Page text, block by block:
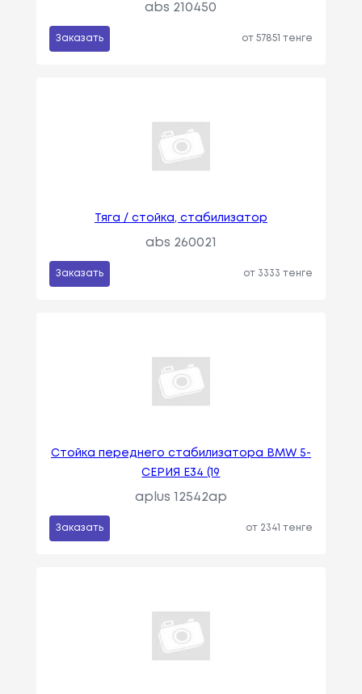
abs 210450
Заказать от 57851 тенге
Тяга / стойка, стабилизатор
abs 260021
Заказать от 3333 тенге
Стойка переднего стабилизатора BMW 5-
СЕРИЯ E34 (19
aplus 12542ap
Заказать от 2341 тенге